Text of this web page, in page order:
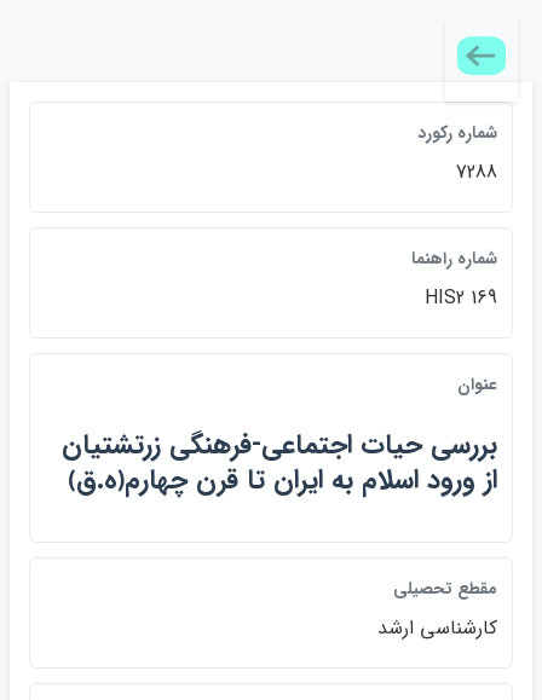
شماره ركورد
7288
شماره راهنما
HIS2 169
عنوان
بررسي حيات اجتماعي-فرهنگي زرتشتيان
از ورود اسلام به ايران تا قرن چهارم﴿ه.ق﴾
مقطع تحصيلي
كارشناسي ارشد